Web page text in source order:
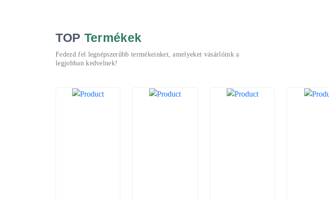
TOP Termékek
Fedezd fel legnépszerűbb termékeinket, amelyeket vásárlóink a
legjobban kedvelnek!